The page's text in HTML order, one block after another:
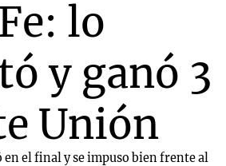
lo
y ganó 3
Unión
el final y se impuso bien frente al